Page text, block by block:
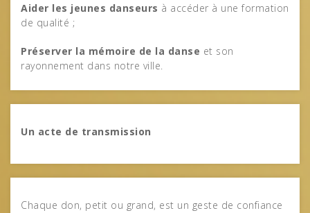
Aider les jeunes danseurs à accéder à une formation
de qualité ;
Préserver la mémoire de la danse et son
rayonnement dans notre ville.
Un acte de transmission
Chaque don, petit ou grand, est un geste de confiance